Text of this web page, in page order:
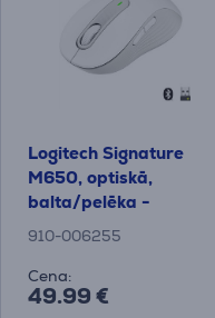
Logitech Signature
M650, optiskā,
balta/pelēka -
Bezvadu datorpele
910-006255
Cena:
49.99 €